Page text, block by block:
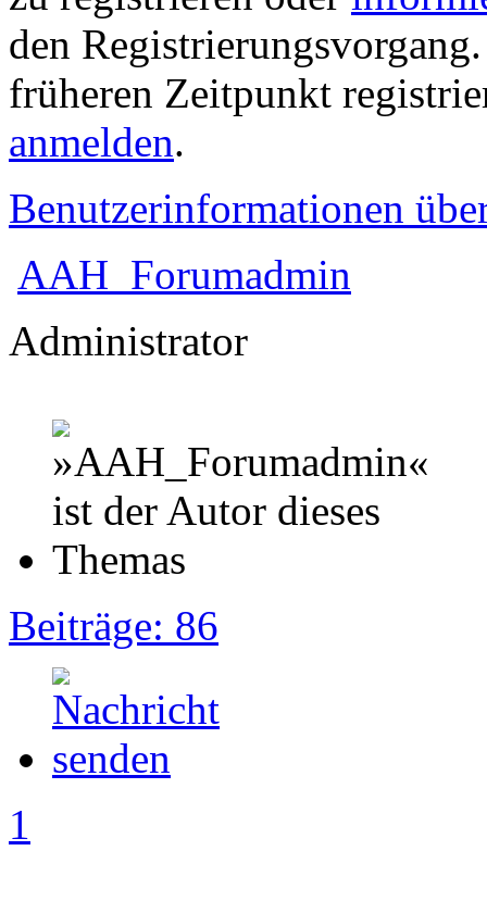
den
früheren Zeitpunkt
anmelden.
Benutzerinformationen
AAH_Forumadmin
Administrator
Beiträge: 86
1